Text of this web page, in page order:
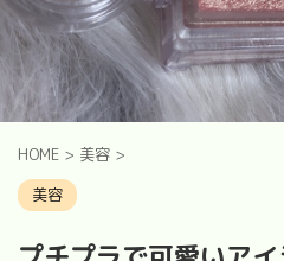
HOME > 美容 >
美容